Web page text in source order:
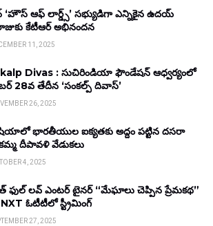
‘హౌస్ ఆఫ్ లార్డ్స్’ సభ్యుడిగా ఎన్నికైన ఉదయ్
కేటీఆర్ అభినందన
11, 2025
Divas : సుచిరిండియా ఫౌండేషన్ ఆధ్వర్యంలో
28వ తేదీన ‘సంకల్ప్ దివాస్’
26, 2025
భారతీయుల ఐక్యతకు అద్దం పట్టిన దసరా
దీపావళి వేడుకలు
4, 2025
ఫుల్ లవ్ ఎంటర్ టైనర్ “మేఘాలు చెప్పిన ప్రేమకథ”
ఓటీటీలో స్ట్రీమింగ్
27, 2025